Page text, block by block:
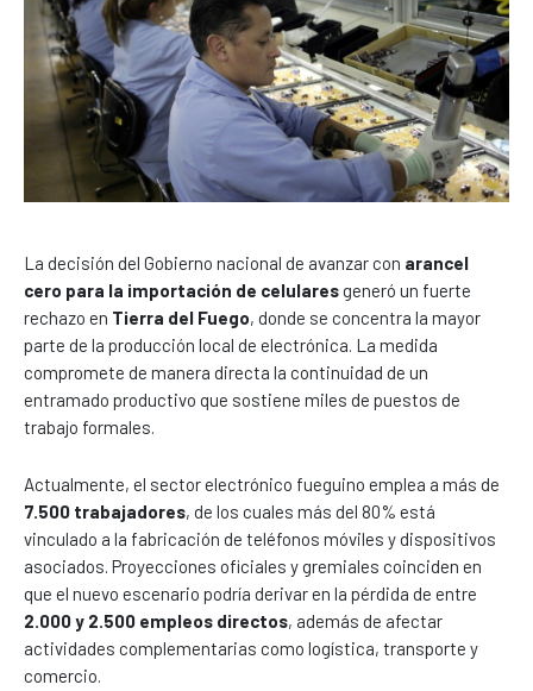
La decisión del Gobierno nacional de avanzar con arancel
cero para la importación de celularesgeneró un fuerte
rechazo en Tierra del Fuego, donde se concentra la mayor
parte de la producción local de electrónica. La medida
compromete de manera directa la continuidad de un
entramado productivo que sostiene miles de puestos de
trabajo formales.
Actualmente, el sector electrónico fueguino emplea a más de
7.500 trabajadores, de los cuales más del 80% está
vinculado a la fabricación de teléfonos móviles y dispositivos
asociados. Proyecciones oficiales y gremiales coinciden en
que el nuevo escenario podría derivar en la pérdida de entre
2.000 y 2.500 empleos directos, además de afectar
actividades complementarias como logística, transporte y
comercio.